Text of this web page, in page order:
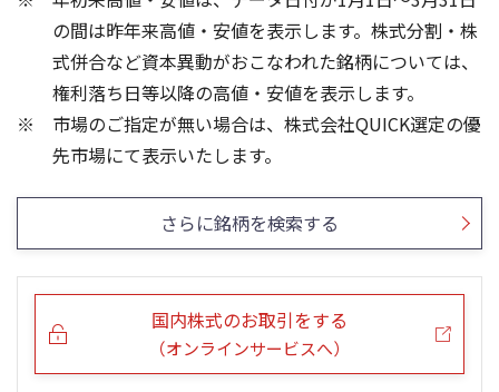
13週移動平均 26週移動平均 出来高(千)
2,000
4,000
5,000
6,000
0
300
5ヶ月移動平均 25ヶ月移動平均 出来高(千)
2,000
4,000
5,000
6,000
0
100
200
の間は昨年来高値・安値を表示します。株式分割・株
式併合など資本異動がおこなわれた銘柄については、
権利落ち日等以降の高値・安値を表示します。
市場のご指定が無い場合は、株式会社QUICK選定の優
先市場にて表示いたします。
さらに銘柄を検索する
国内株式のお取引をする
（オンラインサービスへ）